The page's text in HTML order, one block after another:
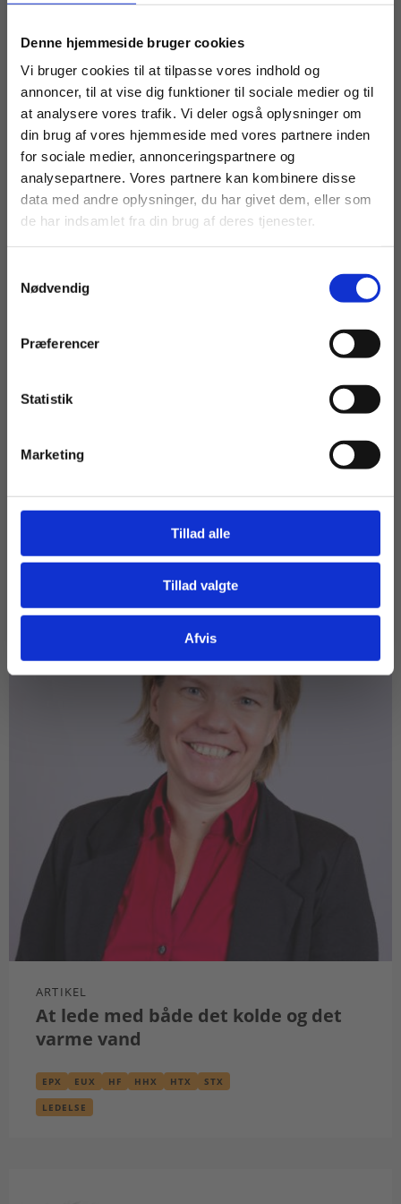
Denne hjemmeside bruger cookies
Vi bruger cookies til at tilpasse vores indhold og
annoncer, til at vise dig funktioner til sociale medier og til
at analysere vores trafik. Vi deler også oplysninger om
din brug af vores hjemmeside med vores partnere inden
for sociale medier, annonceringspartnere og
analysepartnere. Vores partnere kan kombinere disse
data med andre oplysninger, du har givet dem, eller som
de har indsamlet fra din brug af deres tjenester.
Nødvendig
Præferencer
Statistik
Marketing
Tillad alle
Tillad valgte
Afvis
uddybninger som grunden til ..., og de næste step
er ...
Forandringer skal ske på et oplyst grundlag, og det
at implementere nye reformer er omfattende. Fem
år – inden epx’en skal starte – er ikke lang tid, og
der vil være nogen, der ikke kan se sig i det, som
venter eller i det, som kræves i sådanne processer.
Det er helt fair og forståeligt. Som direktør skal jeg
lede forandringen bedst muligt – det gør jeg ved at
sætte retning, ved at oversætte og involvere og ved
at være relationel.
F FACEBOOK LINKEDIN
RELATERET INDHOLD
ARTIKEL
At lede med både det kolde og det
varme vand
EPX EUX HF HHX HTX STX
LEDELSE
Køb læremidler og find masterclasses mm.
Fortsæt som:
For privatkunder og
studerende. Du får
vist priser inkl.
For institutioner og
virksomheder. Du
får vist priser ekskl.
Gå til praxisOnline